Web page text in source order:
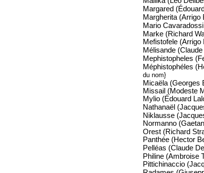
Margared
Margherita (Arrigo
Mario
Marke (Richard
Mefistofele (Arrigo
Mélisande
Mephistopheles
Méphistophéles
du nom}
Micaëla (Georges
Missail (Modeste
Mylio (Édouard
Nathanaël
Niklausse
Normanno
Orest (Richard
Panthée (Hector
Pelléas (Claude
Philine (Ambroise
Pittichinaccio